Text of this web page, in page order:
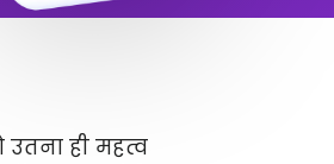
ही महत्व